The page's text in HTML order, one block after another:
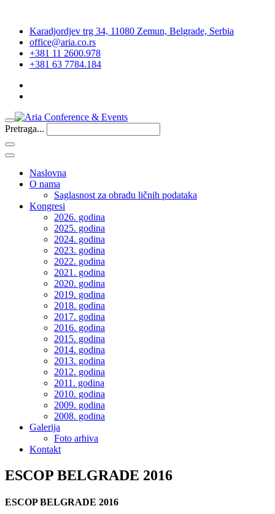
Karadjordjev trg 34, 11080 Zemun, Belgrade, Serbia
office@aria.co.rs
+381 11 2600.978
+381 63 7784.184
Pretraga...
Naslovna
O nama
Saglasnost za obradu ličnih podataka
Kongresi
2026. godina
2025. godina
2024. godina
2023. godina
2022. godina
2021. godina
2020. godina
2019. godina
2018. godina
2017. godina
2016. godina
2015. godina
2014. godina
2013. godina
2012. godina
2011. godina
2010. godina
2009. godina
2008. godina
Galerija
Foto arhiva
Kontakt
ESCOP BELGRADE 2016
ESCOP BELGRADE 2016